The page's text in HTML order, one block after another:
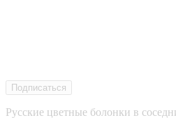
Подписаться
Русские цветные болонки в